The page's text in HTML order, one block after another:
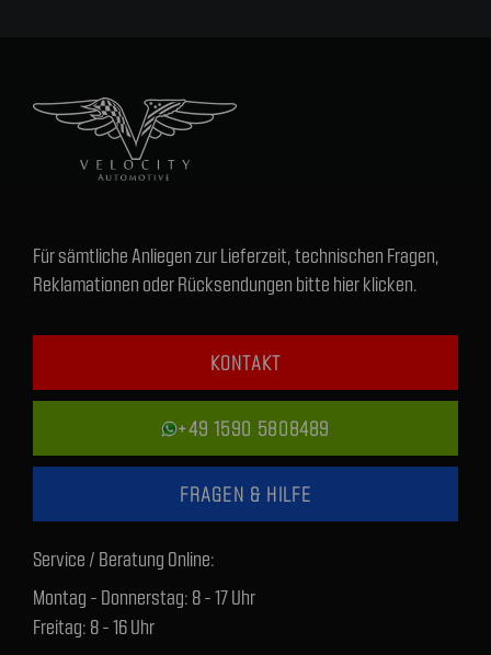
Für sämtliche Anliegen zur Lieferzeit, technischen Fragen,
Reklamationen oder Rücksendungen bitte hier klicken.
KONTAKT
+49 1590 5808489
FRAGEN & HILFE
Service / Beratung Online:
Montag - Donnerstag: 8 - 17 Uhr
Freitag: 8 - 16 Uhr